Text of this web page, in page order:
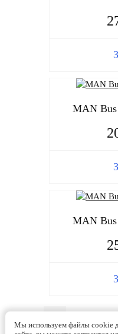
MAN
MAN
Мы используем файлы cookie